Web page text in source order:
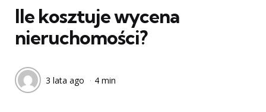
Ile kosztuje wycena
nieruchomości?
3 lata ago 4 min